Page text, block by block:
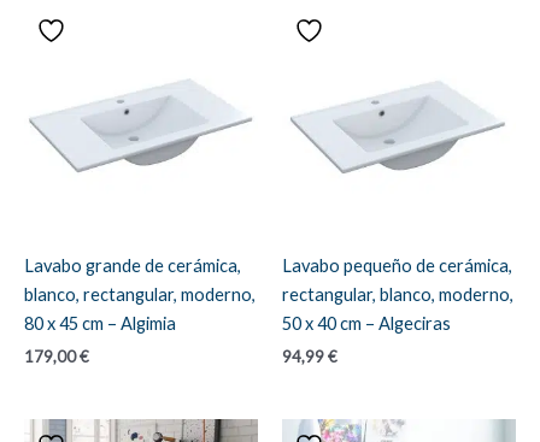
Lavabo grande de cerámica,
blanco, rectangular, moderno,
80 x 45 cm – Algimia
179,00€
Lavabo pequeño de cerámica,
rectangular, blanco, moderno,
50 x 40 cm – Algeciras
94,99€